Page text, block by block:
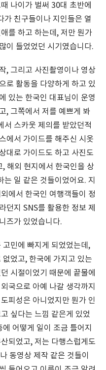
나이가 벌써 30대 초반에
가 친구들이나 지인들은 열
를 하고 하는데, 저만 뭔가
이 들었었던 시기였습니다.
, 그리고 사진촬영이나 영상
로 활동을 다양하게 하고 있
있는 한국인 대표님이 운영
, 그쪽에서 저를 예쁘게 봐
서 스카웃 제의를 받았던적
에서 가이드를 해주신 시옷
대로 가이드도 하고 사진도
해외 현지에서 한국인을 상
일 같은 것들이었어요. 지
에서 한국인 여행객들이 정
던지 SNS를 활용한 정보 제
즈가 있었습니다.
민에 빠지게 되었었는데,
었고, 한국에 가지고 있는
시절이었기 때문에 끝물에
국으로 아예 나갈 생각까지
피성은 아니었지만 뭔가 인
싶다는 느낌 같은게 있었
어떻게 일이 조금 틀어지
되었고, 저는 다행스럽게도
동영상 제작 같은 것들이